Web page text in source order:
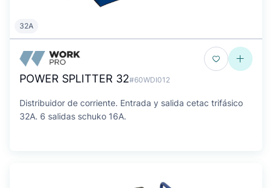
32A
POWER SPLITTER 32#60WDI012
Distribuidor de corriente. Entrada y salida cetac trifásico
32A. 6 salidas schuko 16A.